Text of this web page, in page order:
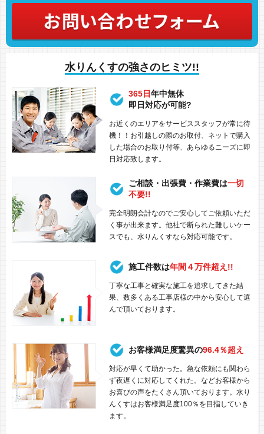
水りんくすの強さのヒミツ!!
365日年中無休
即日対応が可能?
お近くのエリアをサービススタッフが常に待
機！！お引越しの際のお取付、ネットで購入
した場合のお取り付等、あらゆるニーズに即
日対応致します。
ご相談・出張費・作業費は一切
不要!!
完全明朗会計なのでご安心してご依頼いただ
く事が出来ます。他社で断られた難しいケー
スでも、水りんくすなら対応可能です。
施工件数は年間４万件超え!!
丁寧な工事と確実な施工を追求してきた結
果、数多くある工事店様の中から安心して選
んで頂いております。
お客様満足度驚異の96.4％超え
対応が早くて助かった。急な依頼にも関わら
ず夜遅くに対応してくれた。などお客様から
お喜びの声をたくさん頂いております。水り
んくすはお客様満足度100％を目指していき
ます。